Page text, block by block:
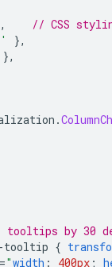
// CSS
},
},
.
by 30
tooltip {
="width : 400px ;